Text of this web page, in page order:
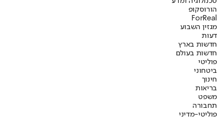
הורוסקופ
ForReal
מגזין השבוע
דעות
חדשות בארץ
חדשות בעולם
פוליטי
ביטחוני
חינוך
בריאות
משפט
תחבורה
פוליטי-מדיני